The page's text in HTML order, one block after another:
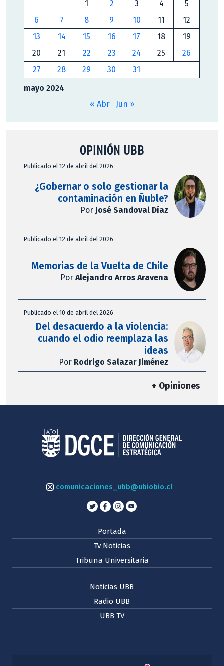
mayo 2024
1
2 3 4
5
6
7 8 9 10 11
12
13
14 15 16 17 18
19
20
21 22 23 24 25
26
27
28 29 30 31
« Abr Jun »
OPINIÓN UBB
Publicado el 12 de abril del 2026
¿Gobernar o solo gestionar la
contaminación en Ñuble?
Por José Sandoval Díaz
Publicado el 12 de abril del 2026
Memorias de la Vuelta de Chile
PorAlejandro Arros Aravena
Publicado el 10 de abril del 2026
Del desacuerdo a la violencia:
cuando el odio reemplaza las
ideas
Por Rodrigo Salazar Jiménez
+ Opiniones
comunicaciones_ubb@ubiobio.cl
Portada
Tv Noticias
Tribuna Universitaria
Noticias UBB
Radio UBB
UBB TV